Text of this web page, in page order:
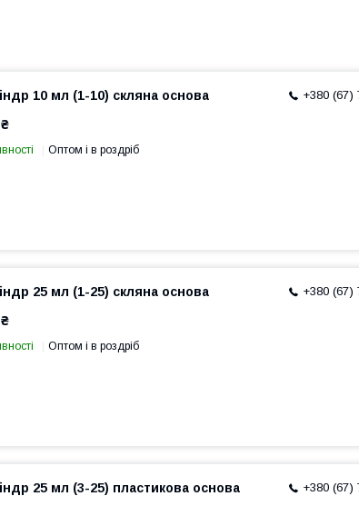
+380 (67)
10 мл (1-10) скляна основа
Оптом і в роздріб
+380 (67)
25 мл (1-25) скляна основа
Оптом і в роздріб
+380 (67)
25 мл (3-25) пластикова основа